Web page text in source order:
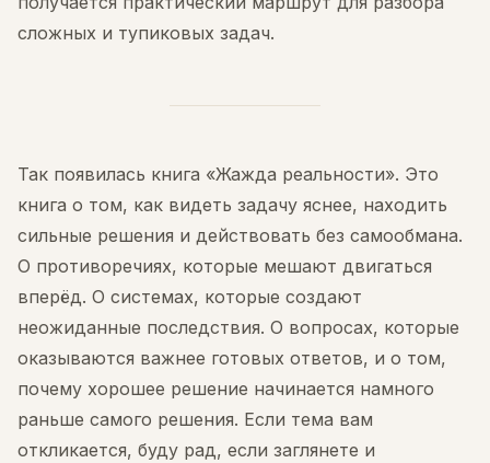
сложных и тупиковых задач.
Так появилась книга «Жажда реальности». Это
книга о том, как видеть задачу яснее, находить
сильные решения и действовать без самообмана.
О противоречиях, которые мешают двигаться
вперёд. О системах, которые создают
неожиданные последствия. О вопросах, которые
оказываются важнее готовых ответов, и о том,
почему хорошее решение начинается намного
раньше самого решения. Если тема вам
откликается, буду рад, если заглянете и